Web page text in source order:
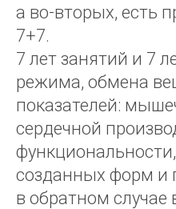
а во-вторых, есть
7+7.
7 лет занятий и 7
режима, обмена
показателей:
сердечной
созданных форм и
в обратном случае